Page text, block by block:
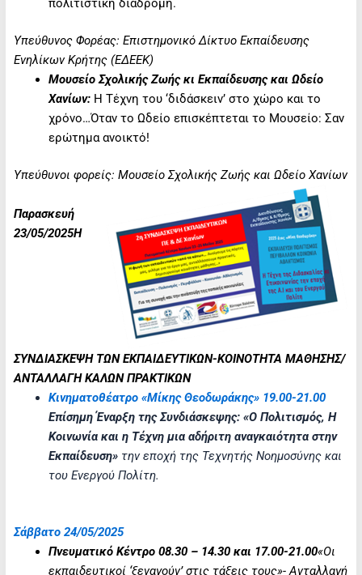
πολιτιστική διαδρομή.
Υπεύθυνος Φορέας: Επιστημονικό Δίκτυο Εκπαίδευσης
Ενηλίκων Κρήτης (ΕΔΕΕΚ)
Μουσείο Σχολικής Ζωής κι Εκπαίδευσης και Ωδείο
Χανίων: Η Τέχνη του ‘διδάσκειν’ στο χώρο και το
χρόνο…Όταν το Ωδείο επισκέπτεται το Μουσείο: Σαν
ερώτημα ανοικτό!
Υπεύθυνοι φορείς: Μουσείο Σχολικής Ζωής και Ωδείο Χανίων
Παρασκευή
23/05/2025Η
ΣΥΝΔΙΑΣΚΕΨΗ ΤΩΝ ΕΚΠΑΙΔΕΥΤΙΚΩΝ-ΚΟΙΝΟΤΗΤΑ ΜΑΘΗΣΗΣ/
ΑΝΤΑΛΛΑΓΗ ΚΑΛΩΝ ΠΡΑΚΤΙΚΩΝ
Κινηματοθέατρο «Μίκης Θεοδωράκης» 19.00-21.00
Επίσημη Έναρξη της Συνδιάσκεψης: «Ο Πολιτισμός, Η
Κοινωνία και η Τέχνη μια αδήριτη αναγκαιότητα στην
Εκπαίδευση» την εποχή της Τεχνητής Νοημοσύνης και
του Ενεργού Πολίτη.
Σάββατο 24/05/2025
Πνευματικό Κέντρο 08.30 – 14.30 και 17.00-21.00«Οι
εκπαιδευτικοί ‘ξεναγούν’ στις τάξεις τους»- Ανταλλαγή